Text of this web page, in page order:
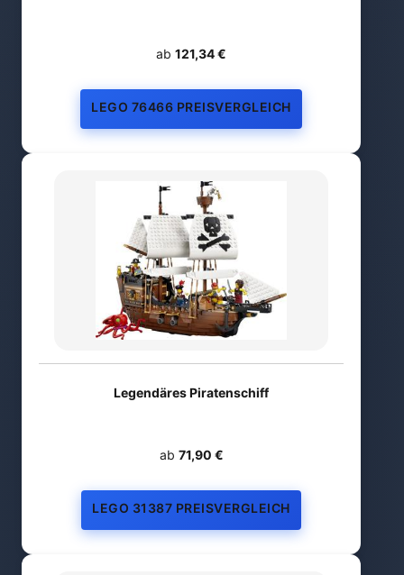
ab 121,34 €
LEGO 76466 PREISVERGLEICH
Legendäres Piratenschiff
ab 71,90 €
LEGO 31387 PREISVERGLEICH